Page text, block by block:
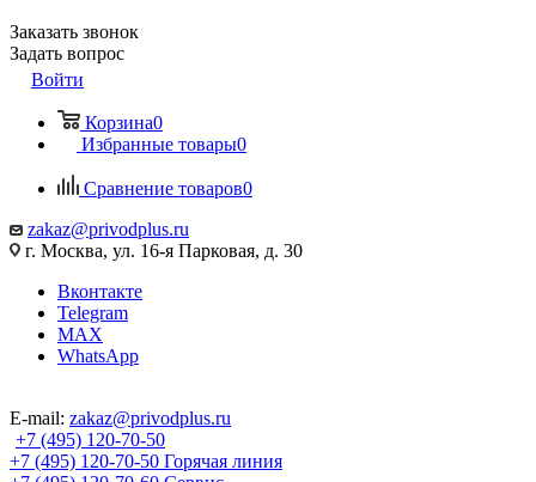
Заказать звонок
Задать вопрос
Войти
Корзина0
Избранные товары0
Сравнение товаров0
zakaz@privodplus.ru
г. Москва, ул. 16-я Парковая, д. 30
Вконтакте
Telegram
MAX
WhatsApp
E-mail: zakaz@privodplus.ru
+7 (495) 120-70-50
+7 (495) 120-70-50 Горячая линия